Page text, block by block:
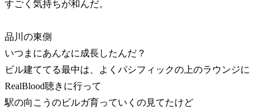
すごく気持ちが和んだ。
品川の東側
いつまにあんなに成長したんだ？
ビル建ててる最中は、よくパシフィックの上のラウンジに
RealBlood聴きに行って
駅の向こうのビルガ育っていくの見てたけど